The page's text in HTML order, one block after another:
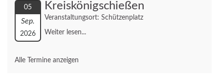
05
Sep.
2026
Kreiskönigschießen
Veranstaltungsort: Schützenplatz
Weiter lesen...
Alle Termine anzeigen